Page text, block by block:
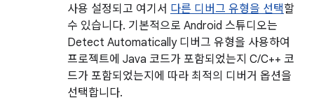
사용 설정되고 여기서 다른 디버그 유형을 선택할
수 있습니다. 기본적으로 Android 스튜디오는
Detect Automatically 디버그 유형을 사용하여
프로젝트에 Java 코드가 포함되었는지 C/C++ 코
드가 포함되었는지에 따라 최적의 디버거 옵션을
선택합니다.